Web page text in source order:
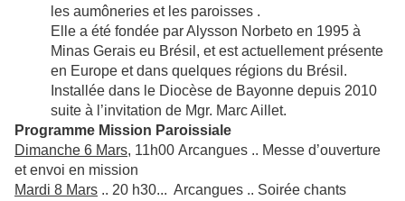
les aumôneries et les paroisses .
Elle a été fondée par Alysson Norbeto en 1995 à
Minas Gerais eu Brésil, et est actuellement présente
en Europe et dans quelques régions du Brésil.
Installée dans le Diocèse de Bayonne depuis 2010
suite à l’invitation de Mgr. Marc Aillet.
Programme Mission Paroissiale
Dimanche 6 Mars, 11h00 Arcangues .. Messe d’ouverture
et envoi en mission
Mardi 8 Mars .. 20 h30... Arcangues .. Soirée chants